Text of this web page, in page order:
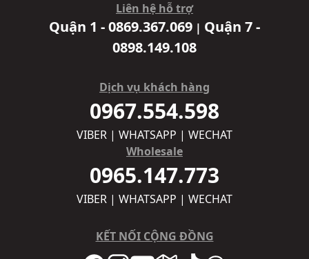
Liên hệ hỗ trợ
Quận 1 - 0869.367.069 | Quận 7 -
0898.149.108
Dịch vụ khách hàng
0967.554.598
VIBER | WHATSAPP | WECHAT
Wholesale
0965.147.773
VIBER | WHATSAPP | WECHAT
KẾT NỐI CỘNG ĐỒNG